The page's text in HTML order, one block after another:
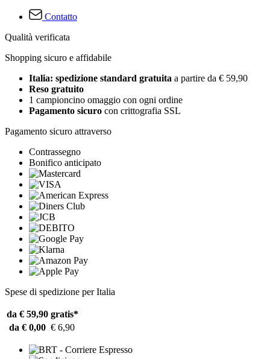
Contatto
Qualità verificata
Shopping sicuro e affidabile
Italia: spedizione standard gratuita a partire da € 59,90
Reso gratuito
1 campioncino omaggio con ogni ordine
Pagamento sicuro con crittografia SSL
Pagamento sicuro attraverso
Contrassegno
Bonifico anticipato
Spese di spedizione per Italia
da € 59,90 gratis*
da € 0,00 € 6,90